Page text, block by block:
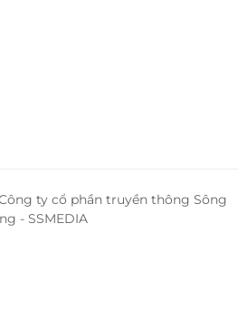
ty cổ phần truyền thông Sông
- SSMEDIA